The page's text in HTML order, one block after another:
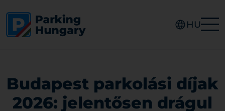
HU
Budapest parkolási díjak
2026: jelentősen drágul